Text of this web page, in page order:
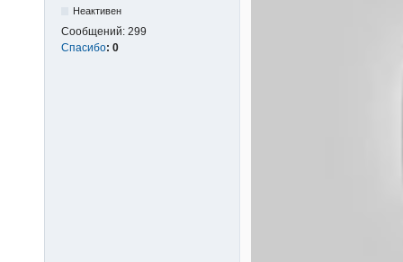
Неактивен
Сообщений: 299
Спасибо: 0